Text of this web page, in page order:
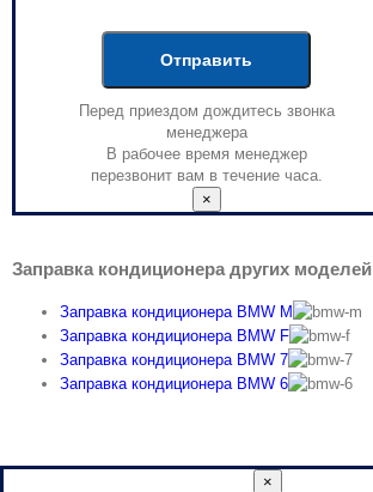
Перед приездом дождитесь звонка
менеджера
В рабочее время менеджер
перезвонит вам в течение часа.
×
Заправка кондиционера других моделей
Заправка кондиционера BMW M
Заправка кондиционера BMW F
Заправка кондиционера BMW 7
Заправка кондиционера BMW 6
×